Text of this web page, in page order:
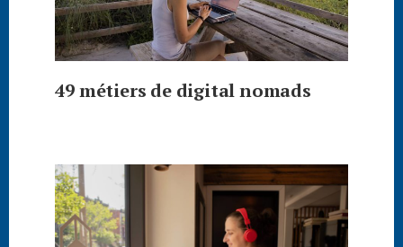
49 métiers de digital nomads